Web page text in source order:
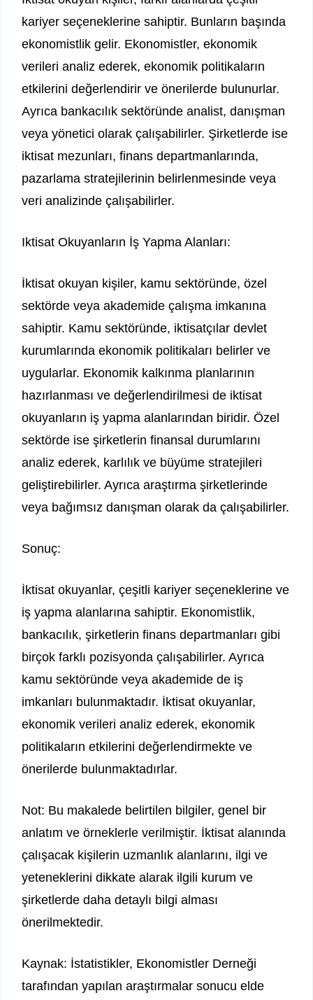
kariyer seçeneklerine sahiptir. Bunların başında
ekonomistlik gelir. Ekonomistler, ekonomik
verileri analiz ederek, ekonomik politikaların
etkilerini değerlendirir ve önerilerde bulunurlar.
Ayrıca bankacılık sektöründe analist, danışman
veya yönetici olarak çalışabilirler. Şirketlerde ise
iktisat mezunları, finans departmanlarında,
pazarlama stratejilerinin belirlenmesinde veya
veri analizinde çalışabilirler.
Iktisat Okuyanların İş Yapma Alanları:
İktisat okuyan kişiler, kamu sektöründe, özel
sektörde veya akademide çalışma imkanına
sahiptir. Kamu sektöründe, iktisatçılar devlet
kurumlarında ekonomik politikaları belirler ve
uygularlar. Ekonomik kalkınma planlarının
hazırlanması ve değerlendirilmesi de iktisat
okuyanların iş yapma alanlarından biridir. Özel
sektörde ise şirketlerin finansal durumlarını
analiz ederek, karlılık ve büyüme stratejileri
geliştirebilirler. Ayrıca araştırma şirketlerinde
veya bağımsız danışman olarak da çalışabilirler.
Sonuç:
İktisat okuyanlar, çeşitli kariyer seçeneklerine ve
iş yapma alanlarına sahiptir. Ekonomistlik,
bankacılık, şirketlerin finans departmanları gibi
birçok farklı pozisyonda çalışabilirler. Ayrıca
kamu sektöründe veya akademide de iş
imkanları bulunmaktadır. İktisat okuyanlar,
ekonomik verileri analiz ederek, ekonomik
politikaların etkilerini değerlendirmekte ve
önerilerde bulunmaktadırlar.
Not: Bu makalede belirtilen bilgiler, genel bir
anlatım ve örneklerle verilmiştir. İktisat alanında
çalışacak kişilerin uzmanlık alanlarını, ilgi ve
yeteneklerini dikkate alarak ilgili kurum ve
şirketlerde daha detaylı bilgi alması
önerilmektedir.
Kaynak: İstatistikler, Ekonomistler Derneği
tarafından yapılan araştırmalar sonucu elde